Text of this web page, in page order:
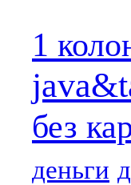
1
без
деньги